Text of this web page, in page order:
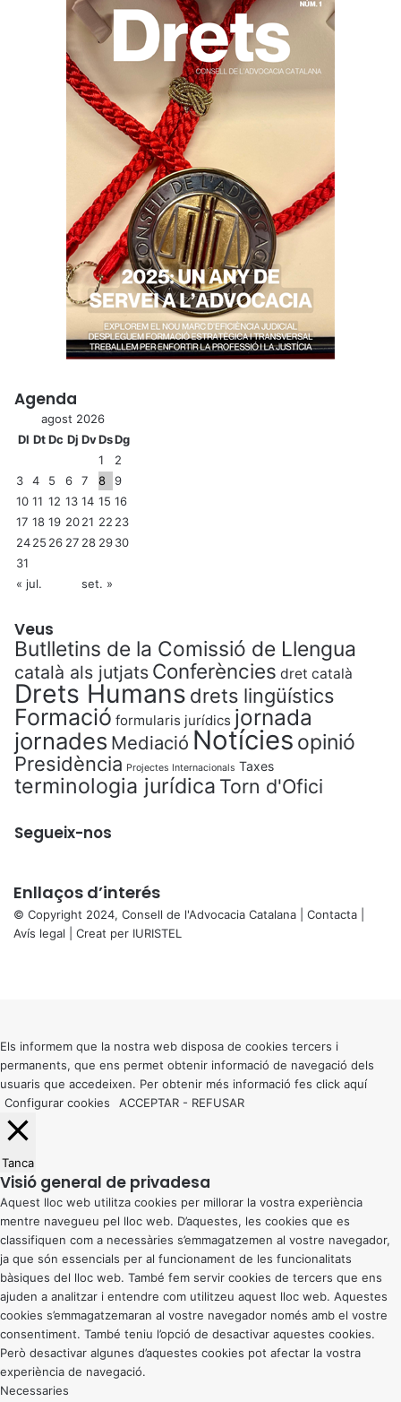
Agenda
agost 2026
Dl DtDc Dj DvDsDg
1
2
3
4 5 6 7 8
9
10 11 12 13 14 15 16
17 18 19 2021 22 23
2425 26 27 28 2930
31
« jul.
set. »
Veus
Butlletins de la Comissió de Llengua
català als jutjats Conferències dret català
Drets Humans drets lingüístics
Formació formularis jurídics jornada
jornades Mediació Notícies opinió
Presidència Projectes Internacionals Taxes
terminologia jurídica Torn d'Ofici
Segueix-nos
Enllaços d’interés
© Copyright 2024, Consell de l'Advocacia Catalana | Contacta
Avís legal | Creat per IURISTEL
button
Els informem que la nostra web disposa de cookies tercers i
permanents, que ens permet obtenir informació de navegació dels
usuaris que accedeixen. Per obtenir més informació fes click aquí
Configurar cookies
ACCEPTAR - REFUSAR
Tanca
Visió general de privadesa
Aquest lloc web utilitza cookies per millorar la vostra experiència
mentre navegueu pel lloc web. D’aquestes, les cookies que es
classifiquen com a necessàries s’emmagatzemen al vostre navegador,
ja que són essencials per al funcionament de les funcionalitats
bàsiques del lloc web. També fem servir cookies de tercers que ens
ajuden a analitzar i entendre com utilitzeu aquest lloc web. Aquestes
cookies s’emmagatzemaran al vostre navegador només amb el vostre
consentiment. També teniu l’opció de desactivar aquestes cookies.
Però desactivar algunes d’aquestes cookies pot afectar la vostra
experiència de navegació.
Necessaries